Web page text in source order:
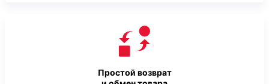
Простой возврат